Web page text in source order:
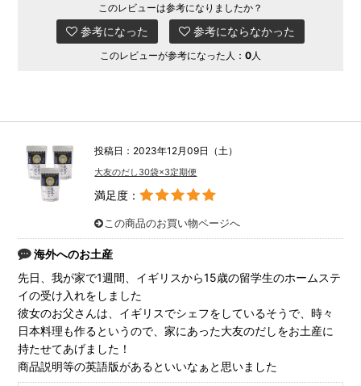
このレビューは参考になりましたか？
参考になった 参考にならなかった
このレビューが参考になった人： 0人
投稿日：2023年12月09日（土）
大友のだし30袋×3定期便
満足度：
この商品のお買い物ページへ
海外へのお土産
先日、我が家で1週間、イギリスから15歳の留学生のホームステ
イの受け入れをしました
彼女のお父さんは、イギリスでシェフをしているそうで、時々
日本料理も作るというので、家にあった大友のだしをお土産に
持たせてあげました！
商品説明等の英語版があるといいなぁと思いました